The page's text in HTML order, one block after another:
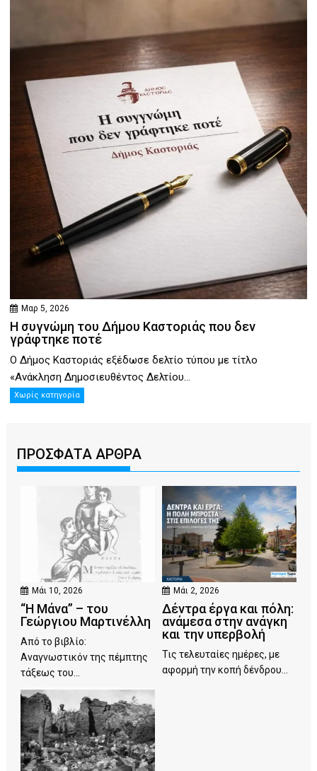
Μαρ 5, 2026
Η συγνώμη του Δήμου Καστοριάς που δεν
γράφτηκε ποτέ
Ο Δήμος Καστοριάς εξέδωσε δελτίο τύπου με τίτλο
«Ανάκληση Δημοσιευθέντος Δελτίου...
Χωρίς κατηγορία
ΠΡΟΣΦΑΤΑ ΑΡΘΡΑ
Μάι 10, 2026
“Η Μάνα” – του
Γεώργιου Μαρτινέλλη
Από το βιβλίο:
Αναγνωστικόν της πέμπτης
τάξεως του...
Μάι 2, 2026
Δέντρα έργα και πόλη:
ανάμεσα στην ανάγκη
και την υπερβολή
Τις τελευταίες ημέρες, με
αφορμή την κοπή δένδρου...